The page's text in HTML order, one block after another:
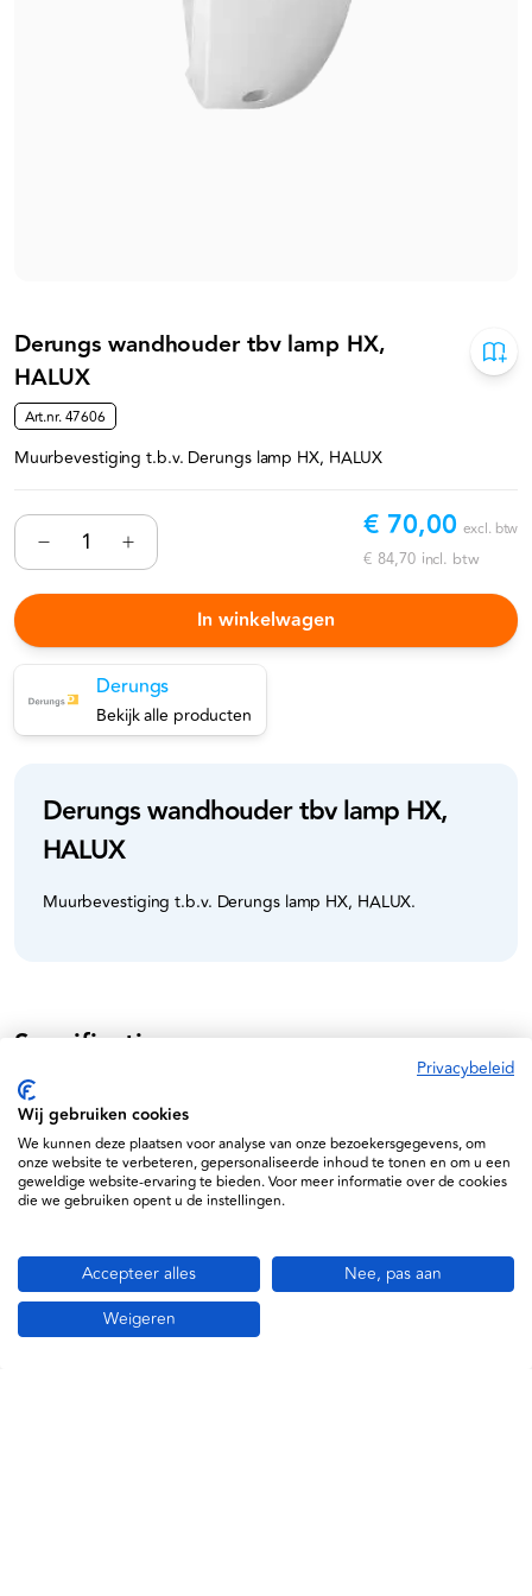
Derungs wandhouder tbv lamp HX,
HALUX
Art.nr.47606
Muurbevestiging t.b.v. Derungs lamp HX, HALUX
€ 70,00 excl. btw
€ 84,70 incl. btw
In winkelwagen
Derungs
Bekijk alle producten
Derungs wandhouder tbv lamp HX,
HALUX
Muurbevestiging t.b.v. Derungs lamp HX, HALUX.
Specificaties
D13.231.000
Informatie
Privacybeleid
Wij gebruiken cookies
We kunnen deze plaatsen voor analyse van onze bezoekersgegevens, om
onze website te verbeteren, gepersonaliseerde inhoud te tonen en om u een
geweldige website-ervaring te bieden. Voor meer informatie over de cookies
die we gebruiken opent u de instellingen.
Accepteer alles
Nee, pas aan
Weigeren